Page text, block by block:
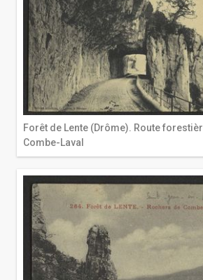
Forêt de Lente (Drôme). Route
Combe-Laval